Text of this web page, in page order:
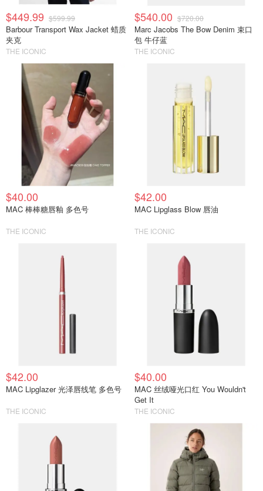
$449.99 $599.99
Barbour Transport Wax Jacket 蜡质
夹克
THE ICONIC
$540.00 $720.00
Marc Jacobs The Bow Denim 束口
包 牛仔蓝
THE ICONIC
$40.00
MAC 棒棒糖唇釉 多色号
THE ICONIC
$42.00
MAC Lipglass Blow 唇油
THE ICONIC
$42.00
MAC Lipglazer 光泽唇线笔 多色号
THE ICONIC
$40.00
MAC 丝绒哑光口红 You Wouldn't
Get It
THE ICONIC